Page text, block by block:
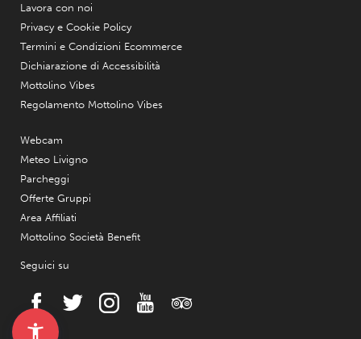
Lavora con noi
Privacy e Cookie Policy
Termini e Condizioni Ecommerce
Dichiarazione di Accessibilità
Mottolino Vibes
Regolamento Mottolino Vibes
Webcam
Meteo Livigno
Parcheggi
Offerte Gruppi
Area Affiliati
Mottolino Società Benefit
Seguici su